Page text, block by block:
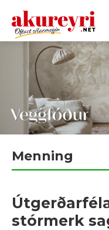
Leita
Menning
stórmerk